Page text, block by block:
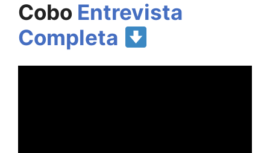
Cobo Entrevista
Completa